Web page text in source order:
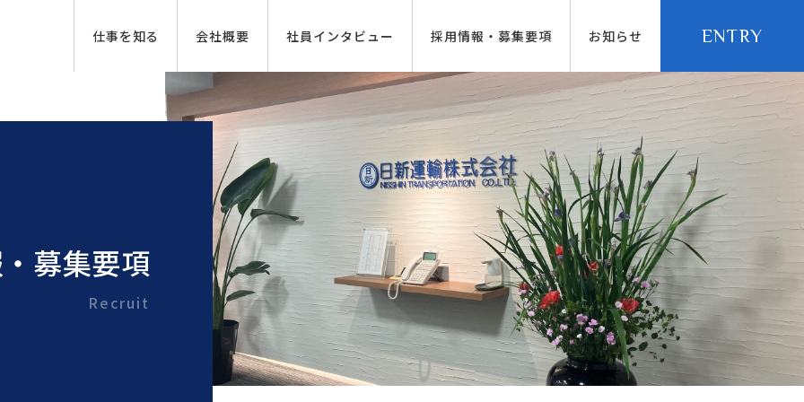
仕事を知る 会社概要 社員インタビュー 採用情報・募集要項 お知らせ ENTRY
募集要項
Recruit